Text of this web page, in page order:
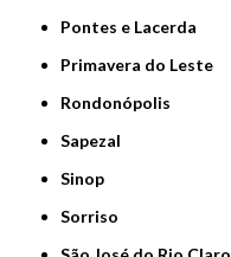
Pontes e Lacerda
Primavera do Leste
Rondonópolis
Sapezal
Sinop
Sorriso